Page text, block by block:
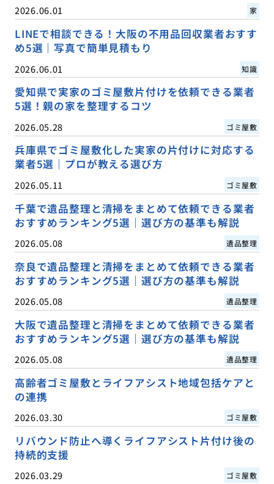
2026.06.01 家
LINEで相談できる！大阪の不用品回収業者おすす
め5選｜写真で簡単見積もり
2026.06.01 知識
愛知県で実家のゴミ屋敷片付けを依頼できる業者
5選！親の家を整理するコツ
2026.05.28 ゴミ屋敷
兵庫県でゴミ屋敷化した実家の片付けに対応する
業者5選｜プロが教える選び方
2026.05.11 ゴミ屋敷
千葉で遺品整理と清掃をまとめて依頼できる業者
おすすめランキング5選｜選び方の基準も解説
2026.05.08 遺品整理
奈良で遺品整理と清掃をまとめて依頼できる業者
おすすめランキング5選｜選び方の基準も解説
2026.05.08 遺品整理
大阪で遺品整理と清掃をまとめて依頼できる業者
おすすめランキング5選｜選び方の基準も解説
2026.05.08 遺品整理
高齢者ゴミ屋敷とライフアシスト地域包括ケアと
の連携
2026.03.30 ゴミ屋敷
リバウンド防止へ導くライフアシスト片付け後の
持続的支援
2026.03.29 ゴミ屋敷